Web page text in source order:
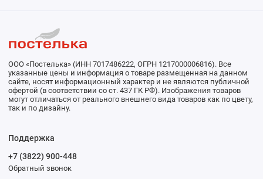
ООО «Постелька» (ИНН 7017486222, ОГРН 1217000006816). Все
указанные цены и информация о товаре размещенная на данном
сайте, носят информационный характер и не являются публичной
офертой (в соответствии со ст. 437 ГК РФ). Изображения товаров
могут отличаться от реального внешнего вида товаров как по цвету,
так и по дизайну.
Поддержка
+7 (3822) 900-448
Обратный звонок